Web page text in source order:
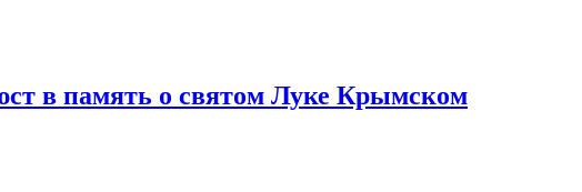
в память о святом Луке Крымском